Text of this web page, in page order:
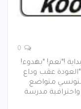
!*نعم! *بهدوء!
*العودة عقب وداع
متواضع
مدرسة